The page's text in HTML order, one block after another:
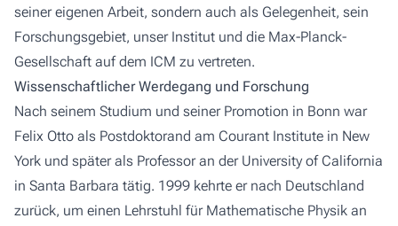
seiner eigenen Arbeit, sondern auch als Gelegenheit, sein
Forschungsgebiet, unser Institut und die Max-Planck-
Gesellschaft auf dem ICM zu vertreten.
Wissenschaftlicher Werdegang und Forschung
Nach seinem Studium und seiner Promotion in Bonn war
Felix Otto als Postdoktorand am Courant Institute in New
York und später als Professor an der University of California
in Santa Barbara tätig. 1999 kehrte er nach Deutschland
zurück, um einen Lehrstuhl für Mathematische Physik an